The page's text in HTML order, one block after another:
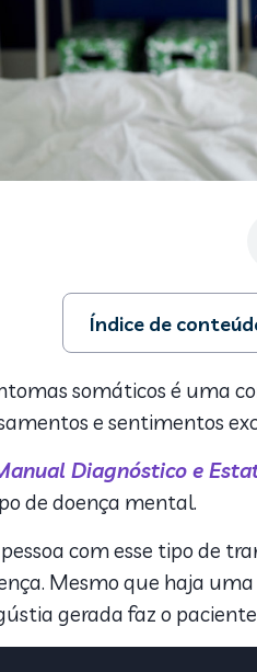
Índice de
1. Causas do
2. Sintomas
3. Tratamento
somáticos é uma
e sentimentos
Diagnóstico e
de doença mental.
com esse tipo de
Mesmo que haja
gerada faz o